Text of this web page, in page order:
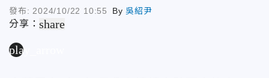
發布: 2024/10/22 10:55 By吳紹尹
分享：share
play_arrow